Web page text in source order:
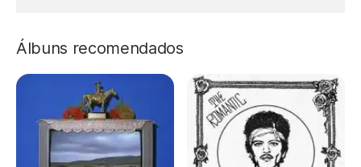
Álbuns recomendados